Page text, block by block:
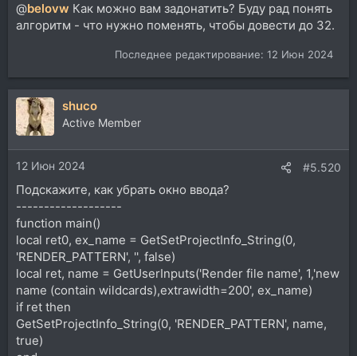
@belovw Как можно вам задонатить? Буду рад понять
алгоритм - что нужно поменять, чтобы довести до 32.
Последнее редактирование: 12 Июн 2024
shuco
Active Member
12 Июн 2024 #5.520
Подскажите, как убрать окно ввода?
-------------------
function main()
local ret0, ex_name = GetSetProjectInfo_String(0,
'RENDER_PATTERN', '', false)
local ret, name = GetUserInputs('Render file name', 1,'new
name (contain wildcards),extrawidth=200', ex_name)
if ret then
GetSetProjectInfo_String(0, 'RENDER_PATTERN', name,
true)